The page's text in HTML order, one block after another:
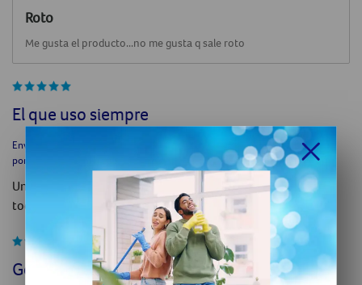
Roto
Me gusta el producto...no me gusta q sale roto
El que uso siempre
Enviado
por
Un buen papel, yo diría que de los mejores del mercado en
todos los aspectos.
Genial